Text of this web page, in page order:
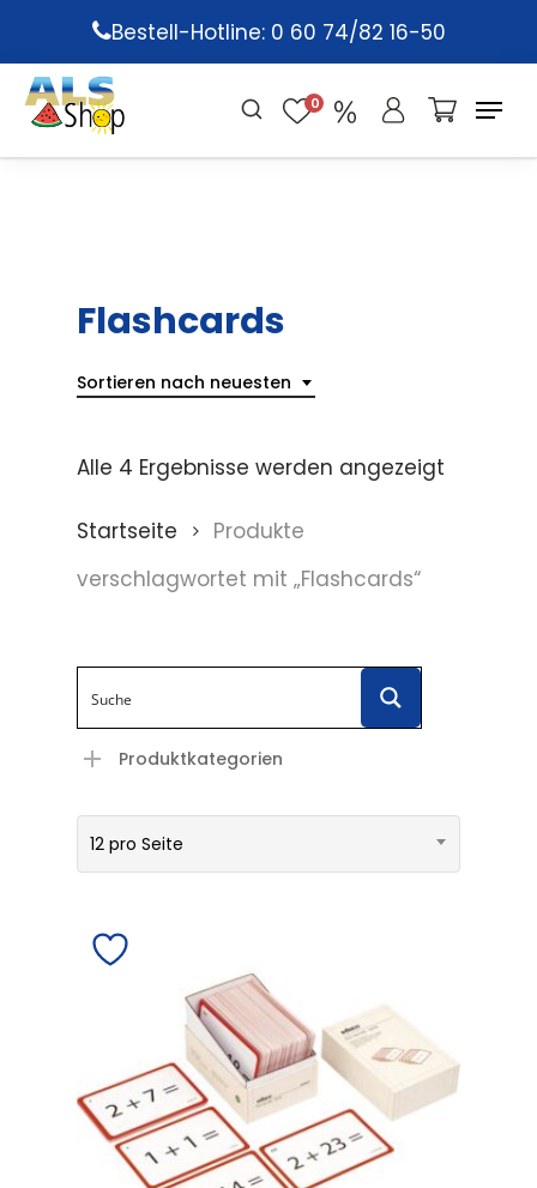
main
content
Bestell-Hotline: 0 60 74/82 16-50
0
Flashcards
Sortieren nach neuesten
Alle 4 Ergebnisse werden angezeigt
Startseite
Produkte
verschlagwortet mit „Flashcards“
Produktkategorien
12 pro Seite